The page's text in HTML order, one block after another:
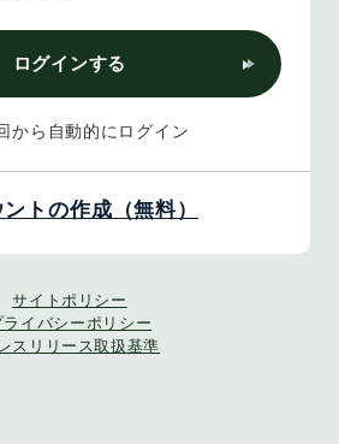
ログインする
から自動的にログイン
トの作成（無料）
サイトポリシー
ライバシーポリシー
スリリース取扱基準